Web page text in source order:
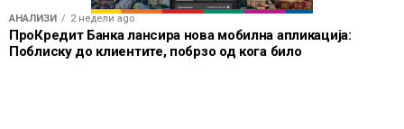
Зборувајќи за периодот кога ја извршуваше
функцијата министерка, таа признава дека искуството
од приватниот сектор не секогаш било лесно
АНАЛИЗИ 2 недели ago
ПроКредит Банка лансира нова мобилна апликација:
Поблиску до клиентите, побрзо од кога било